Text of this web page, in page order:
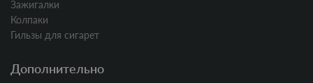
Зажигалки
Колпаки
Гильзы для сигарет
Дополнительно